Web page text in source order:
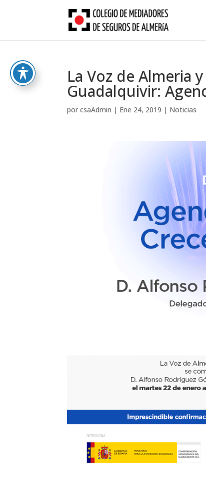
La Voz de Almeria
Guadalquivir:
porcsaAdmin | Ene 24, 2019 | Noticias